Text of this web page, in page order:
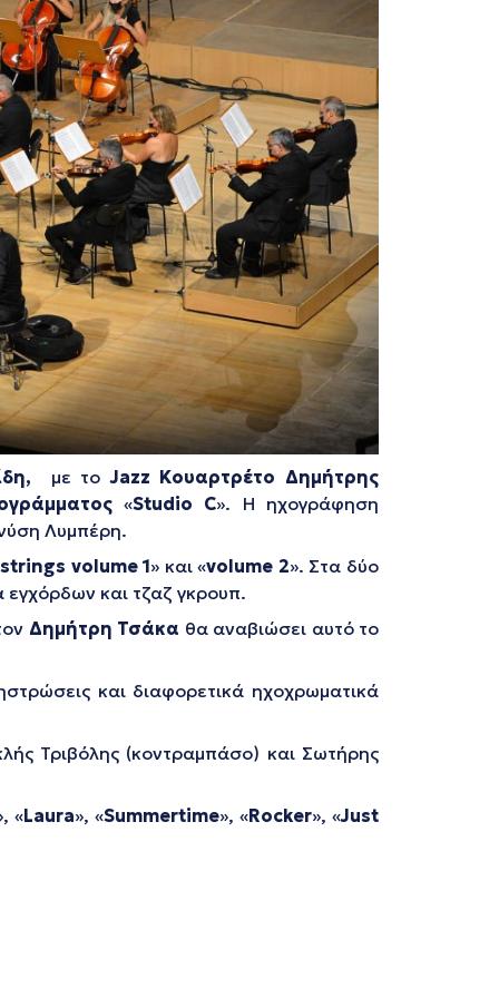
με τοJazz Κουαρτρέτο Δημήτρης
«Studio C». H ηχογράφηση
Λυμπέρη.
volume 1» και «volume 2». Στα δύο
και τζαζ γκρουπ.
Δημήτρη Τσάκα θα αναβιώσει αυτό το
και διαφορετικά ηχοχρωματικά
Τριβόλης (κοντραμπάσο) και Σωτήρης
«Laura», «Summertime», «Rocker», «Just